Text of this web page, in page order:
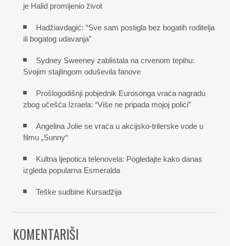
je Halid promijenio život
Hadžiavdagić: “Sve sam postigla bez bogatih roditelja
ili bogatog udavanja”
Sydney Sweeney zablistala na crvenom tepihu:
Svojim stajlingom oduševila fanove
Prošlogodišnji pobjednik Eurosonga vraća nagradu
zbog učešća Izraela: “Više ne pripada mojoj polici”
Angelina Jolie se vraća u akcijsko-trilerske vode u
filmu „Sunny“
Kultna ljepotica telenovela: Pogledajte kako danas
izgleda popularna Esmeralda
Teške sudbine Kursadžija
KOMENTARIŠI